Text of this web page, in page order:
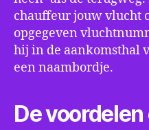
chauffeur jouw vlucht
opgegeven
hij in de aankomsthal
een naambordje.
De